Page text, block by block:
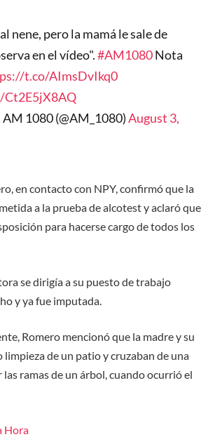
nene, pero la mamá le sale de
en el vídeo".#AM1080Nota
t.co/AImsDvIkq0
1080 (@AM_1080)August 3,
en contacto con NPY, confirmó que la
a la prueba de alcotest y aclaró que
para hacerse cargo de todos los
se dirigía a su puesto de trabajo
y ya fue imputada.
Romero mencionó que la madre y su
de un patio y cruzaban de una
ramas de un árbol, cuando ocurrió el
Hora